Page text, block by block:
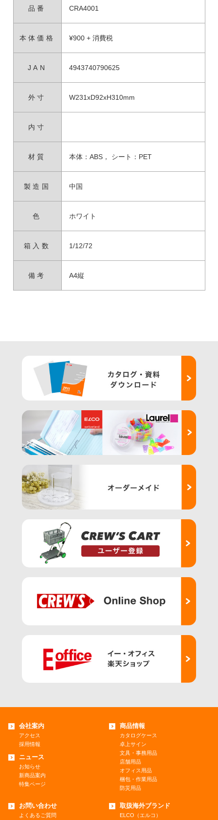
品番 CRA4001
本体価格 ¥900 + 消費税
JAN 4943740790625
外寸 W231xD92xH310mm
内寸
材質 本体：ABS， シート：PET
製造国 中国
色 ホワイト
箱入数 1/12/72
備考 A4縦
会社案内
アクセス
採用情報
ニュース
お知らせ
新商品案内
特集ページ
商品情報
カタログケース
卓上サイン
文具・事務用品
店舗用品
オフィス用品
梱包・作業用品
防災用品
お問い合わせ
よくあるご質問
取扱海外ブランド
ELCO（エルコ）